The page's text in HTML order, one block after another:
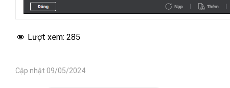
Lượt xem: 285
Cập nhật 09/05/2024